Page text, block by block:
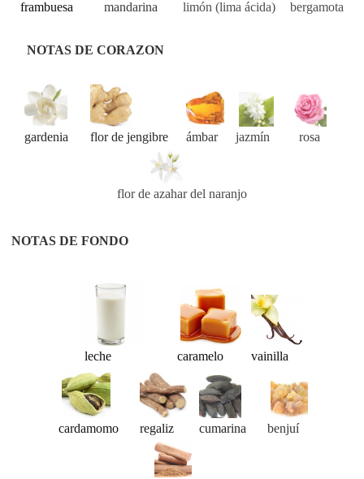
frambuesa mandarina limón (lima ácida) bergamota
NOTAS DE CORAZON
gardenia flor de jengibre ámbar jazmín rosa
flor de azahar del naranjo
NOTAS DE FONDO
leche caramelo vainilla
cardamomo regaliz cumarina benjuí